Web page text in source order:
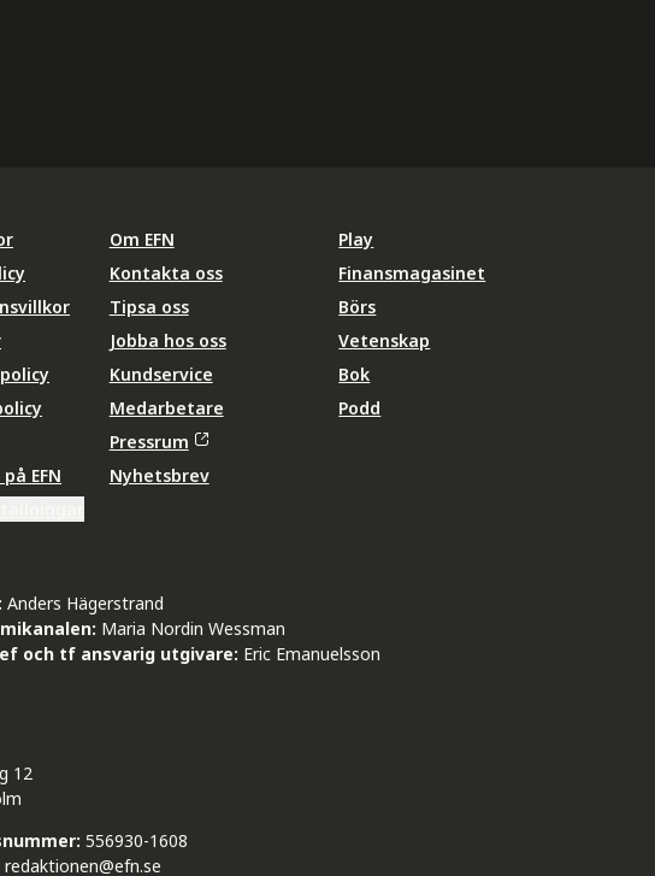
EFN
Om EFN
Kontakta oss
Tipsa oss
Jobba hos oss
Kundservice
Medarbetare
Pressrum
Nyhetsbrev
Play
Finansmagasinet
Börs
Vetenskap
Bok
Podd
Anders Hägerstrand
Maria Nordin Wessman
och tf ansvarig utgivare: Eric Emanuelsson
12
556930-1608
redaktionen@efn.se